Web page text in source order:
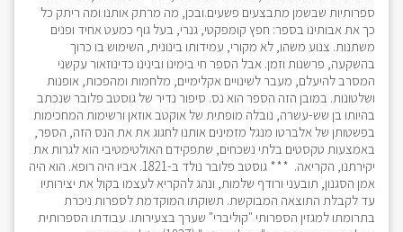
ספרותיות שבשמן מתבצעים פשעים.ובכן, מה מרתק אותנו ומה ריתק כל
כך את אבותינו בספר: חפץ קומפקטי, גנרי, בעל גוף כמעט אחיד ופנים
משתנות. צנוע משהו, לא מקורי, עמידותו בינונית, השימוש בו כרוך
בהשקעה, פרשנות וזמן. אבל הספר חי בימינו ובינינו כדינוזאור עקשני
המסרב להיעלם, מעבר לשינויים אקלימיים, מלחמות ומהפכות, אופנות
ושלטונות. במובן הזה הספר הוא נס. סיפור נדיר של גוסטב פלובר שנכתב
בהיותו בן שש-עשרה, נובלה מופתית של אוקטב אוזאן ורשימות המחכימות
בפשטותן של אלברטו מנגל מזמינים אותנו לחגוג את את הנס הזה, הספר,
באמצעות טקסטים בלתי נשכחים, שתפקידם האולטימטיבי הוא לגרות את
יקירתנו, הקריאה. *** גוסטב פלובר נולד ב-1821. אביו היה רופא. הוא היה
אמן הסגנון, תובעני ורודף שלמות, ונהג להקריא לעצמו בקול את יצירותיו
עד לקבלת התוצאה המבוקשת. תשוקתו המוקדמת לספרות ניכרת
בתרומתו למגזין הספרותי "קוליברי" שערך בצעירותו. עבודתו הספרותית